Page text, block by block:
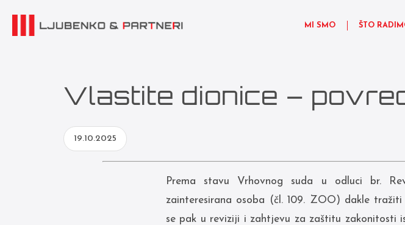
MI SMO ŠTO
Vlastite dionice –
19.10.2025
Prema stavu Vrhovnog suda u odluci br.
zainteresirana osoba (čl. 109. ZOO) dakle
se pak u reviziji i zahtjevu za zaštitu zakonitosti